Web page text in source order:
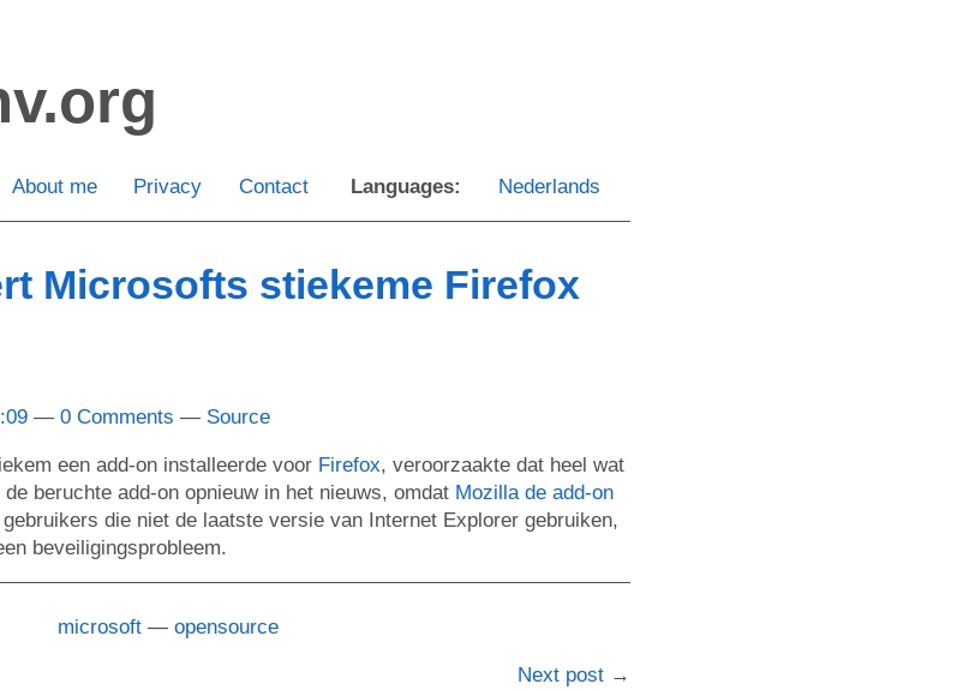
Languages: Nederlands
About me Privacy Contact
Microsofts stiekeme Firefox
0 Comments Source
een add-on installeerde voor Firefox, veroorzaakte dat heel wat
beruchte add-on opnieuw in het nieuws, omdat Mozilla de add-on
gebruikers die niet de laatste versie van Internet Explorer gebruiken,
beveiligingsprobleem.
microsoft opensource
Next post